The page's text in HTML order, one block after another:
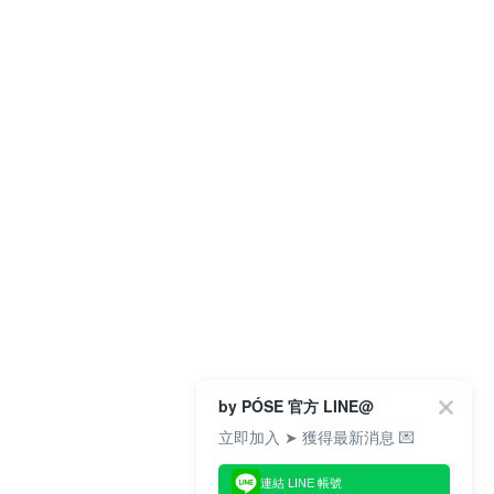
by PÓSE 官方 LINE@
立即加入 ➤ 獲得最新消息 💌
連結 LINE 帳號